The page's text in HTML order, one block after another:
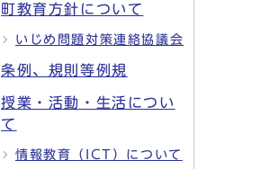
町教育方針について
いじめ問題対策連絡協議会
条例、規則等例規
授業・活動・生活につい
て
情報教育（ICT）について